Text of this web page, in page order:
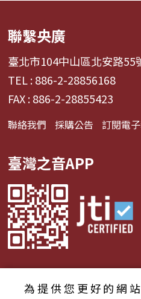
聯繫央廣
臺北市104中山區北安路55
TEL : 886-2-28856168
FAX : 886-2-28855423
聯絡我們 採購公告 訂閱電
臺灣之音APP
為提供您更好的網